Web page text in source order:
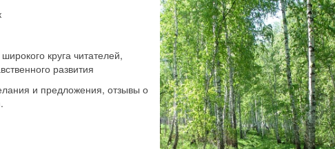
круга читателей,
развития
и предложения, отзывы о